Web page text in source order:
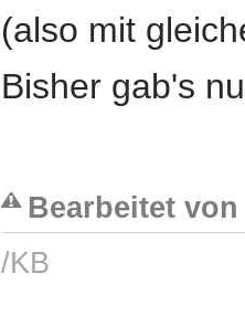
(also mit
Bisher gab's
Bearbeitet von
/KB